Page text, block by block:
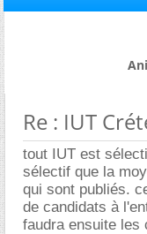
Re : IUT
tout IUT est
sélectif que la
qui sont publiés.
de candidats à
faudra ensuite les